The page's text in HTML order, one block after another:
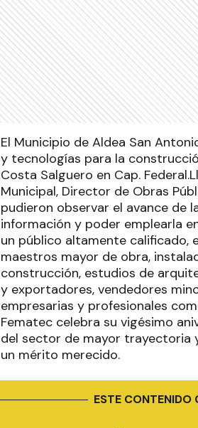
El Municipio de Aldea San
y tecnologías para la
Costa Salguero en Cap.
Municipal, Director de Obras
pudieron observar el avance de
información y poder emplearla
un público altamente calificado,
maestros mayor de obra,
construcción, estudios de
y exportadores, vendedores
empresarias y profesionales
Fematec celebra su vigésimo
del sector de mayor trayectoria
un mérito merecido.
ESTE CONTENIDO